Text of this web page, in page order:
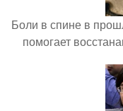
Боли в спине в
помогает